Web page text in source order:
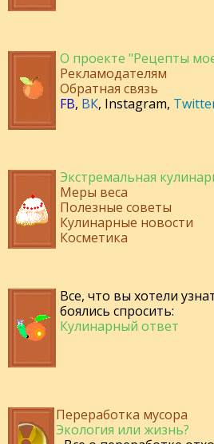
О проекте "Рецепты
Рекламодателям
Обратная связь
FB, ВК, Instagram,
Экстремальная
Меры веса
Полезные советы
Кулинарные новости
Косметика
Все, что вы хотели
боялись спросить:
Кулинарный ответ
Переработка мусора
Экология или жизнь?